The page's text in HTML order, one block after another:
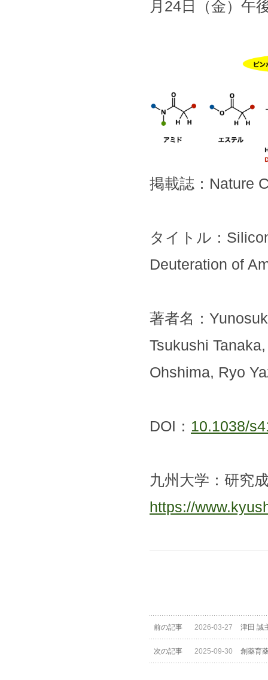
月24日（金）午
掲載誌：Nature
タイトル：
Deuteration of
著者名：
Tsukushi
Ohshima, Ryo
DOI： 10.1038/
九州大学：研究
https://
前の記事 2026-03-27 津田 誠
次の記事 2025-09-30 創薬育